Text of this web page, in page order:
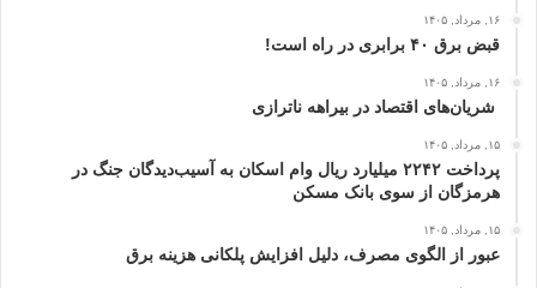
۱۶, مرداد, ۱۴۰۵
قبض برق ۴۰ برابری در راه است!
۱۶, مرداد, ۱۴۰۵
شریان‌های اقتصاد در بیراهه ناترازی
۱۵, مرداد, ۱۴۰۵
پرداخت ۲۲۴۲ میلیارد ریال وام اسکان به آسیب‌دیدگان جنگ در
هرمزگان از سوی بانک مسکن
۱۵, مرداد, ۱۴۰۵
عبور از الگوی مصرف، دلیل افزایش پلکانی هزینه برق